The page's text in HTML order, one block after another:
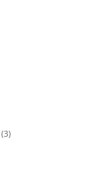
(3)